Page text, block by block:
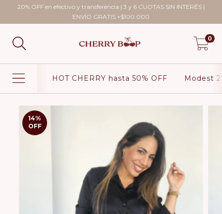
20% OFF en efectivo y transferencia | 3 y 6 CUOTAS SIN INTERÉS |
ENVÍO GRATIS +$100.000
0
HOT CHERRY hasta 50% OFF Modest
14%
OFF